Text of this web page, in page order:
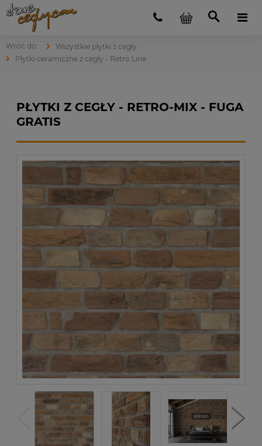
Wszystkie płytki z cegły
Płytki ceramiczne z cegły - Retro Line
PŁYTKI Z CEGŁY - RETRO-MIX - FUGA
GRATIS